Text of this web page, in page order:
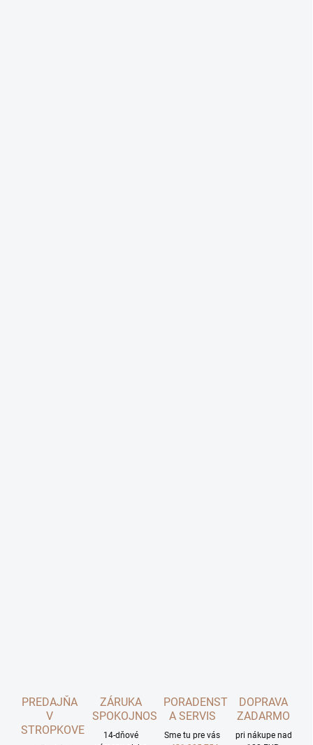
PREDAJŇA
V
STROPKOVE
ZÁRUKA
SPOKOJNOSTI
14-dňové
PORADENSTVO
A SERVIS
Sme tu pre vás
DOPRAVA
ZADARMO
pri nákupe nad